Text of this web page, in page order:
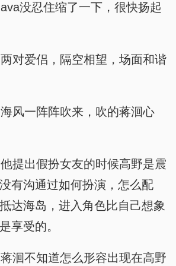
没忍住缩了一下，很快扬起
对爱侣，隔空相望，场面和谐
风一阵阵吹来，吹的蒋洄心
提出假扮女友的时候高野是震
有沟通过如何扮演，怎么配
达海岛，进入角色比自己想象
享受的。
洄不知道怎么形容出现在高野